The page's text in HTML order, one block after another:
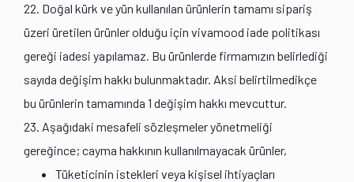
22. Doğal kürk ve yün kullanılan ürünlerin tamamı sipariş
üzeri üretilen ürünler olduğu için vivamood iade politikası
gereği iadesi yapılamaz. Bu ürünlerde firmamızın belirlediği
sayıda değişim hakkı bulunmaktadır. Aksi belirtilmedikçe
bu ürünlerin tamamında 1 değişim hakkı mevcuttur.
23. Aşağıdaki mesafeli sözleşmeler yönetmeliği
gereğince; cayma hakkının kullanılmayacak ürünler,
Tüketicinin istekleri veya kişisel ihtiyaçları